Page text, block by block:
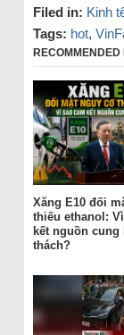
Filed in: Kinh
Tags: hot,
RECOMMENDED
Xăng E10 đối
thiếu ethanol:
kết nguồn
thách?